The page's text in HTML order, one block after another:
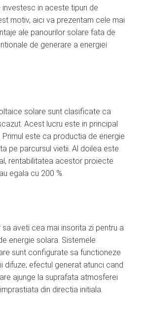
in aceste tipuri de
motiv, aici va prezentam cele mai
ale panourilor solare fata de
de generare a energiei
solare sunt clasificate ca
Acest lucru este in principal
Primul este ca productia de energie
pe parcursul vietii. Al doilea este
rentabilitatea acestor proiecte
egala cu 200 %.
aveti cea mai insorita zi pentru a
energie solara. Sistemele
sunt configurate sa functioneze
difuze; efectul generat atunci cand
ajunge la suprafata atmosferei
din directia initiala.